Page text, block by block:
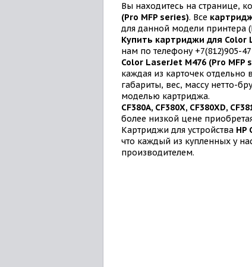
Вы находитесь на странице,
(Pro MFP series). Все
для данной модели принтера
Купить картриджи для Color
нам по телефону +7(812)905-
Color LaserJet M476 (Pro MFP
каждая из карточек
габариты, вес, массу нетто-
моделью картриджа.
CF380A, CF380X, CF380XD,
более низкой цене
Картриджи для устройства HP
что каждый из купленных у
производителем.